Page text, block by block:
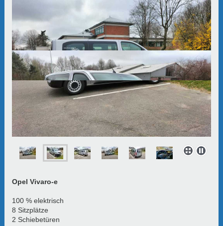
Opel Vivaro-e
100 % elektrisch
8 Sitzplätze
2 Schiebetüren